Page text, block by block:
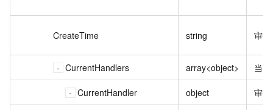
CreateTime string 审
CurrentHandlers array<object> 当
CurrentHandler object 审